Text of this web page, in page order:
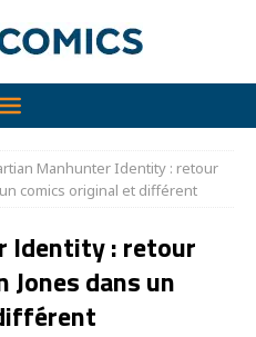
Manhunter Identity : retour
comics original et différent
Identity : retour
Jones dans un